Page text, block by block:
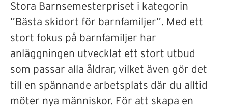
Stora Barnsemesterpriset i kategorin
”Bästa skidort för barnfamiljer”. Med ett
stort fokus på barnfamiljer har
anläggningen utvecklat ett stort utbud
som passar alla åldrar, vilket även gör det
till en spännande arbetsplats där du alltid
möter nya människor. För att skapa en